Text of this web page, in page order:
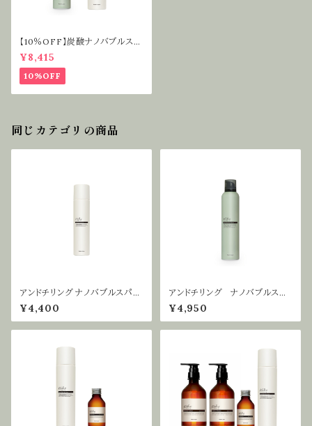
【10％OFF】炭酸ナノバブルスパ
シャンプー＆セラムセット ｜炭酸
シャンプー ナノバブル 麻炭
CICA 頭皮ケア
¥8,415
10%OFF
同じカテゴリの商品
アンドチリング ナノバブルスパセ
ラム180g ｜ 美容スプレー 全
身炭酸美容液 ヘアケア 頭皮
ケア 全身 自律神経 睡眠 リ
ス スパ マッサージ
¥4,400
アンドチリング ナノバブルスパ
シャンプー200ｇ ｜炭酸シャン
プー ナノバブル 麻炭 CICA
頭皮ケア
¥4,950